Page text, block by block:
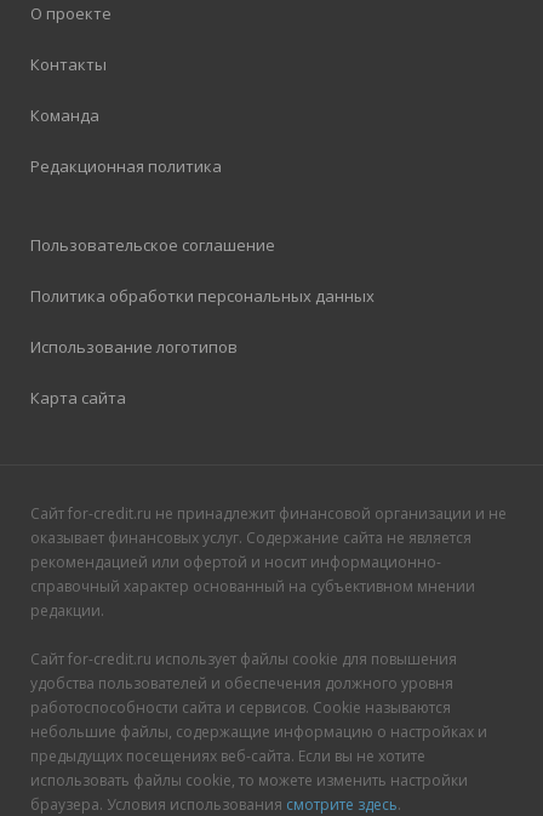
О проекте
Контакты
Команда
Редакционная политика
Пользовательское соглашение
Политика обработки персональных данных
Использование логотипов
Карта сайта
Сайт for-credit.ru не принадлежит финансовой организации и не
оказывает финансовых услуг. Содержание сайта не является
рекомендацией или офертой и носит информационно-
справочный характер основанный на субъективном мнении
редакции.
Сайт for-credit.ru использует файлы cookie для повышения
удобства пользователей и обеспечения должного уровня
работоспособности сайта и сервисов. Cookie называются
небольшие файлы, содержащие информацию о настройках и
предыдущих посещениях веб-сайта. Если вы не хотите
использовать файлы cookie, то можете изменить настройки
браузера. Условия использования смотрите здесь.